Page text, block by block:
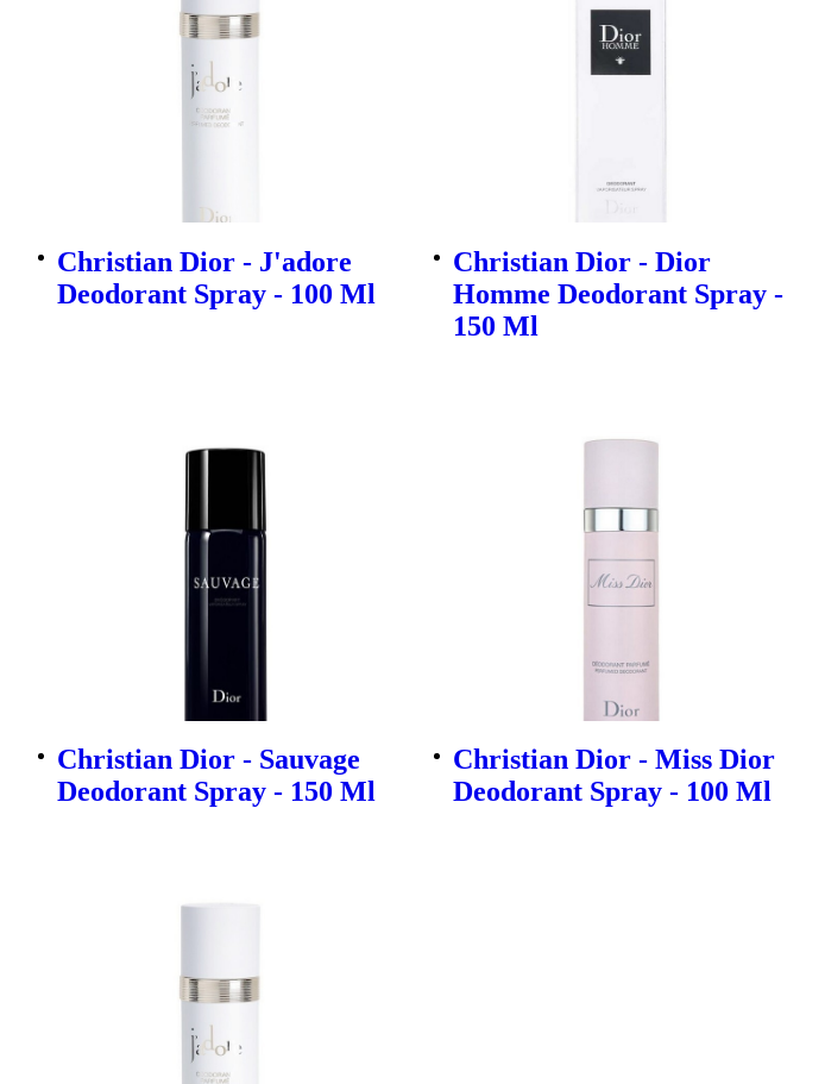
Christian Dior - J'adore
Deodorant Spray - 100 Ml
Christian Dior - Dior
Homme Deodorant Spray -
150 Ml
Christian Dior - Sauvage
Deodorant Spray - 150 Ml
Christian Dior - Miss Dior
Deodorant Spray - 100 Ml